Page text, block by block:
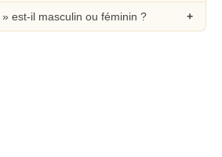
est-il masculin ou féminin ?